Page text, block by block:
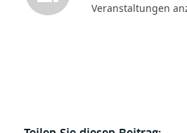
Veranstaltungen